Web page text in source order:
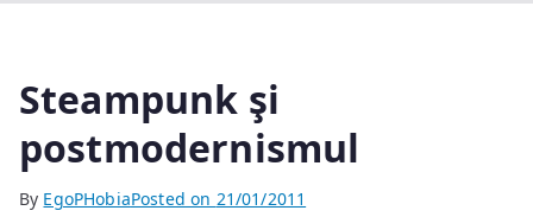
Steampunk şi
postmodernismul
By EgoPHobiaPosted on 21/01/2011